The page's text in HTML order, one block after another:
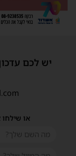
יש לכם
או שילחו